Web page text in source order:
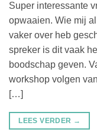
Super interessante
opwaaien. Wie mij
vaker over heb
spreker is dit vaak
boodschap geven.
workshop volgen
[…]
LEES VERDER →